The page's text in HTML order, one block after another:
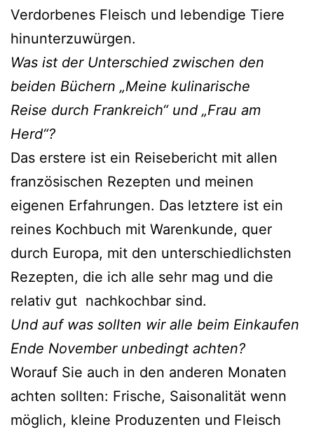
Verdorbenes Fleisch und lebendige Tiere
hinunterzuwürgen.
Was ist der Unterschied zwischen den
beiden Büchern „Meine kulinarische
Reise durch Frankreich“ und „Frau am
Herd“?
Das erstere ist ein Reisebericht mit allen
französischen Rezepten und meinen
eigenen Erfahrungen. Das letztere ist ein
reines Kochbuch mit Warenkunde, quer
durch Europa, mit den unterschiedlichsten
Rezepten, die ich alle sehr mag und die
relativ gut nachkochbar sind.
Und auf was sollten wir alle beim Einkaufen
Ende November unbedingt achten?
Worauf Sie auch in den anderen Monaten
achten sollten: Frische, Saisonalität wenn
möglich, kleine Produzenten und Fleisch